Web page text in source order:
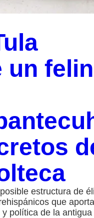
un
estructura de
que
política de la antigua